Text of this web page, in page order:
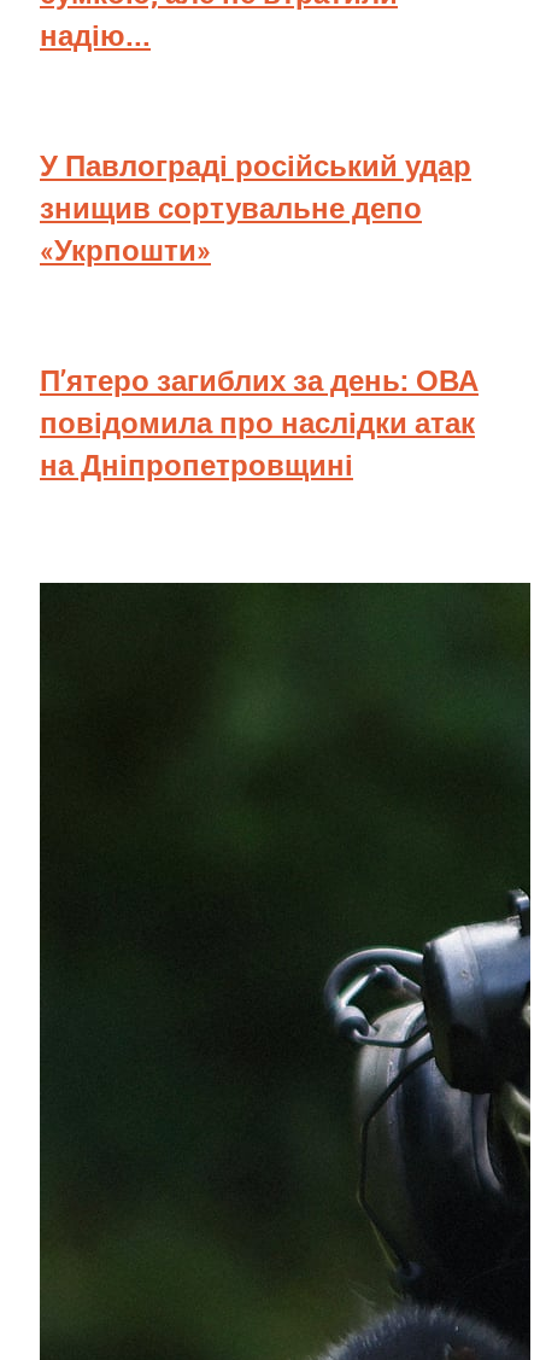
надію...
У Павлограді російський удар
знищив сортувальне депо
«Укрпошти»
П’ятеро загиблих за день: ОВА
повідомила про наслідки атак
на Дніпропетровщині